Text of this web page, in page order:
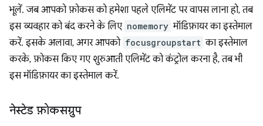
भूलें. जब आपको फ़ोकस को हमेशा पहले एलिमेंट पर वापस लाना हो, तब
इस व्यवहार को बंद करने के लिए nomemory मॉडिफ़ायर का इस्तेमाल
करें. इसके अलावा, अगर आपको focusgroupstart का इस्तेमाल
करके, फ़ोकस किए गए शुरुआती एलिमेंट को कंट्रोल करना है, तब भी
इस मॉडिफ़ायर का इस्तेमाल करें.
नेस्टेड फ़ोकसग्रुप